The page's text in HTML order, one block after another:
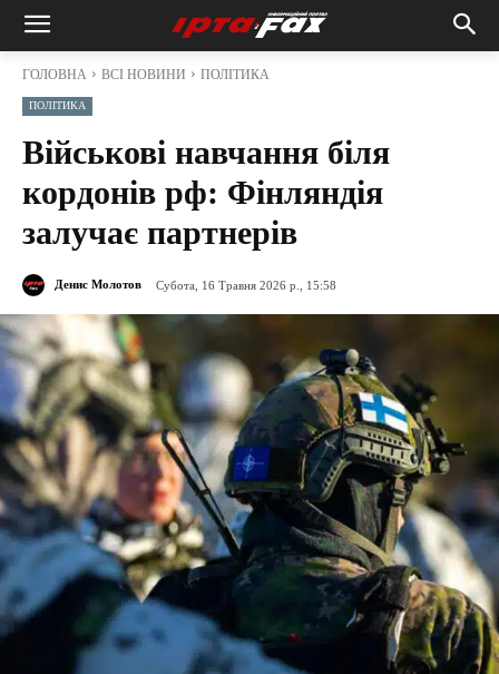
ГОЛОВНА ВСІ НОВИНИ ПОЛІТИКА
ПОЛІТИКА
Військові навчання біля
кордонів рф: Фінляндія
залучає партнерів
Денис Молотов Субота, 16 Травня 2026 р., 15:58